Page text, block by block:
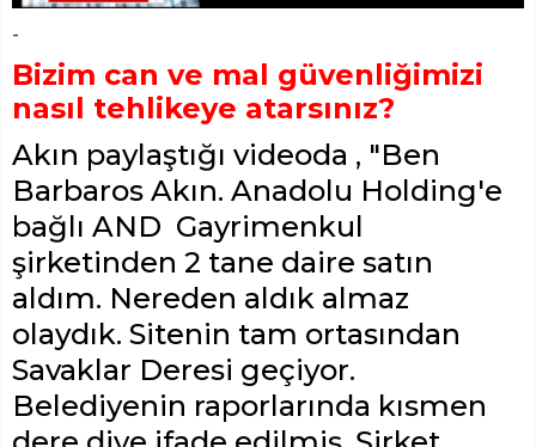
-
Bizim can ve mal güvenliğimizi
nasıl tehlikeye atarsınız?
Akın paylaştığı videoda , "Ben
Barbaros Akın. Anadolu Holding'e
bağlı AND Gayrimenkul
şirketinden 2 tane daire satın
aldım. Nereden aldık almaz
olaydık. Sitenin tam ortasından
Savaklar Deresi geçiyor.
Belediyenin raporlarında kısmen